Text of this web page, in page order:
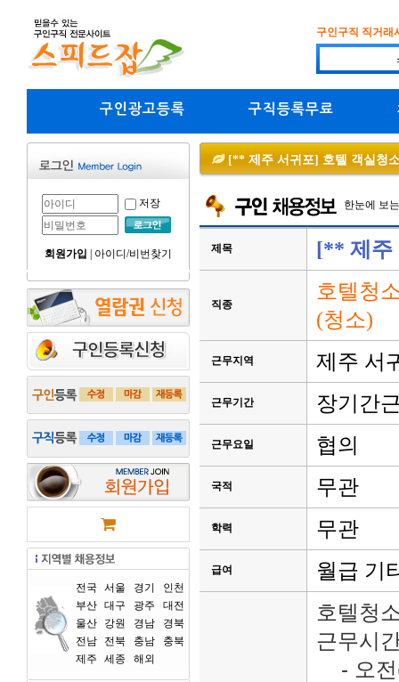
구인구직 직거래
구인광고등록 구직등록무료
저장
회원가입 아이디/비번찾기
전국 서울 경기
인천
부산 대구 광주
대전
울산
강원 경남
경북
전남
전북 충남
충북
제주
세종 해외
[** 제주 서귀포] 호텔 객실청
한눈에 보
제목 [** 제주
직종
호텔청
(청소)
근무지역 제주 서
근무기간 장기간
근무요일 협의
국적 무관
학력 무관
급여 월급 기
호텔청
근무시
- 오전(